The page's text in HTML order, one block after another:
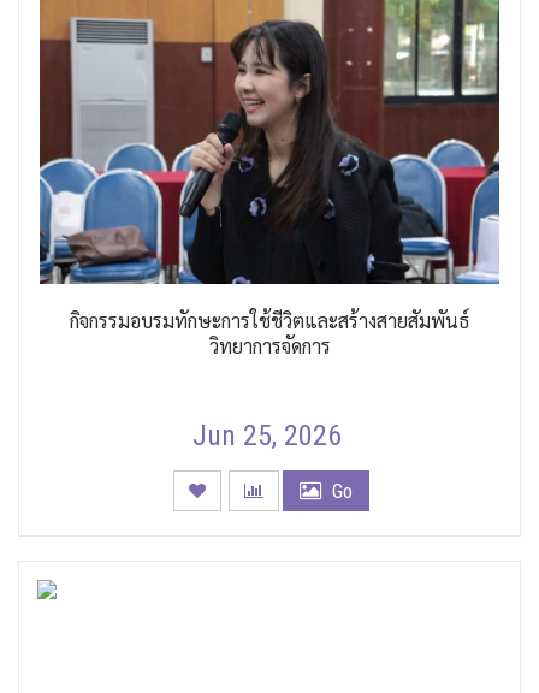
กิจกรรมอบรมทักษะการใช้ชีวิตและสร้างสายสัมพันธ์
วิทยาการจัดการ
Jun 25, 2026
Go